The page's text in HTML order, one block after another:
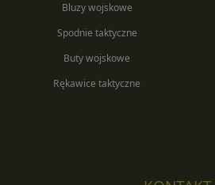
Bluzy wojskowe
Spodnie taktyczne
Buty wojskowe
Rękawice taktyczne